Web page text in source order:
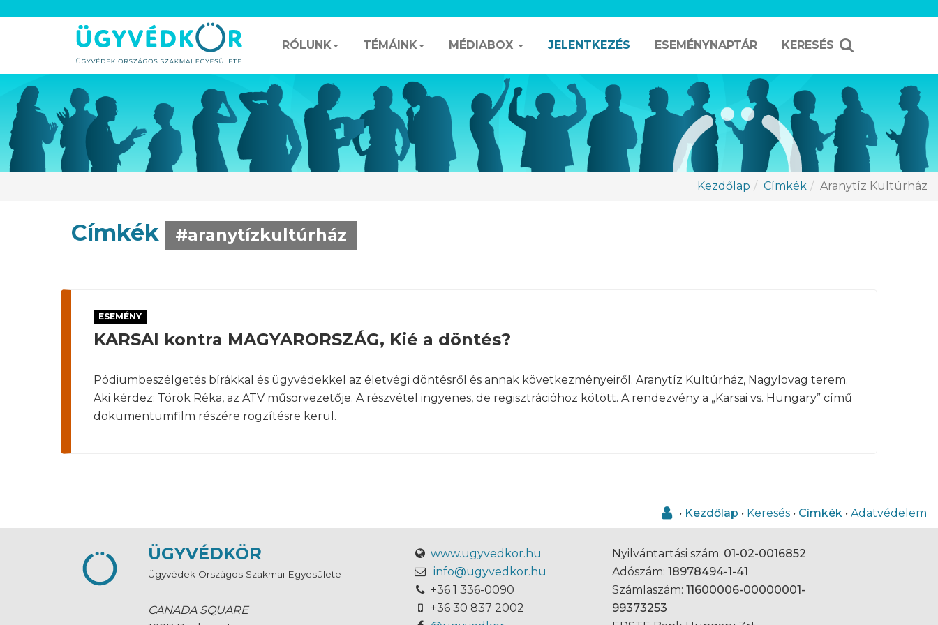
RÓLUNK TÉMÁINK MÉDIABOX JELENTKEZÉS ESEMÉNYNAPTÁR KERESÉS
Kezdőlap Címkék Aranytíz Kultúrház
Címkék #aranytízkultúrház
ESEMÉNY
KARSAI kontra MAGYARORSZÁG, Kié a döntés?
Pódiumbeszélgetés bírákkal és ügyvédekkel az életvégi döntésről és annak következményeiről. Aranytíz Kultúrház, Nagylovag terem.
Aki kérdez: Török Réka, az ATV műsorvezetője. A részvétel ingyenes, de regisztrációhoz kötött. A rendezvény a „Karsai vs. Hungary” című
dokumentumfilm részére rögzítésre kerül.
• Kezdőlap • Keresés • Címkék • Adatvédelem
ÜGYVÉDKÖR
Ügyvédek Országos Szakmai Egyesülete
CANADA SQUARE
www.ugyvedkor.hu
info@ugyvedkor.hu
+36 1 336-0090
+36 30 837 2002
Nyilvántartási szám: 01-02-0016852
Adószám: 18978494-1-41
Számlaszám: 11600006-00000001-
99373253